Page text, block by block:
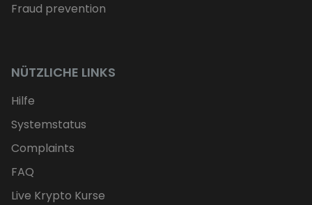
Fraud prevention
NÜTZLICHE LINKS
Hilfe
Systemstatus
Complaints
FAQ
Live Krypto Kurse